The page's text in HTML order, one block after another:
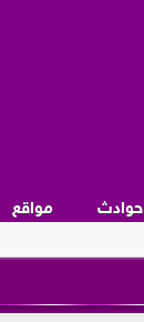
حوادث مواقع